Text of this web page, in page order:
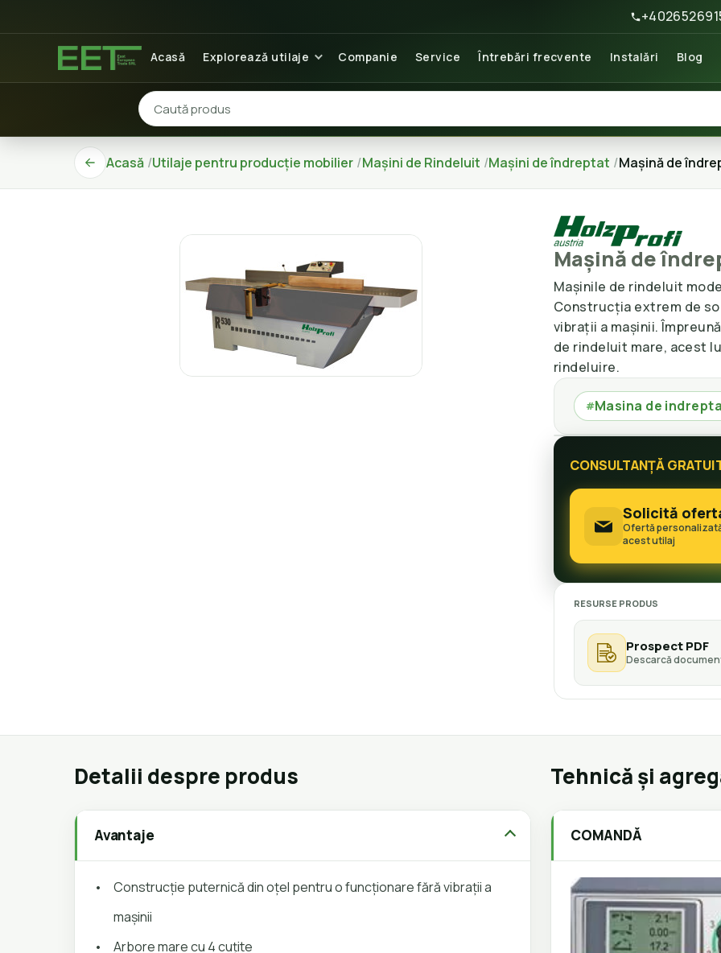
Acasă Explorează utilaje Companie Service Întrebări frecvente Instalări Blog
Acasă Utilaje pentru producție mobilier Mașini de Rindeluit Mașini de îndreptat Mașină de
Mașină de
Mașinile de rindeluit
Construcția extrem de
vibrații a mașinii.
de rindeluit mare, acest
rindeluire.
#Masina de
CONSULTANȚĂ
Solicită
Ofertă
acest utilaj
RESURSE PRODUS
Prospect PDF
Descarcă
Detalii despre produs
Avantaje
•
Construcție puternică din oțel pentru o funcționare fără vibrații a
mașinii
•
Arbore mare cu 4 cuțite
Tehnică și
COMANDĂ